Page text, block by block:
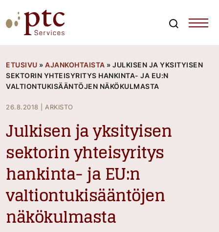
to
content
ETUSIVU » AJANKOHTAISTA » JULKISEN JA YKSITYISEN
SEKTORIN YHTEISYRITYS HANKINTA- JA EU:N
VALTIONTUKISÄÄNTÖJEN NÄKÖKULMASTA
26.8.2018 ARKISTO
Julkisen ja yksityisen
sektorin yhteisyritys
hankinta- ja EU:n
valtiontukisääntöjen
näkökulmasta